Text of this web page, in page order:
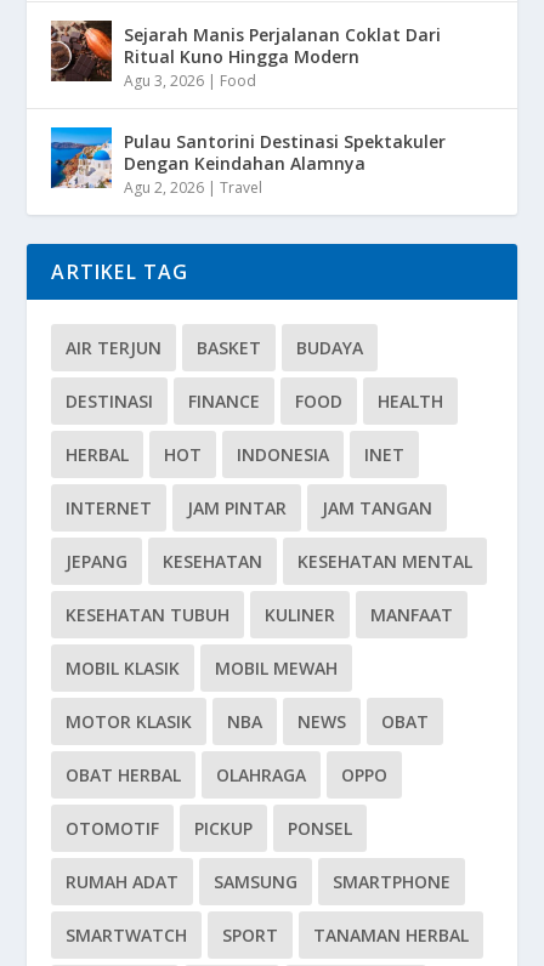
Sejarah Manis Perjalanan Coklat Dari
Ritual Kuno Hingga Modern
Agu 3, 2026 | Food
Pulau Santorini Destinasi Spektakuler
Dengan Keindahan Alamnya
Agu 2, 2026 |Travel
ARTIKEL TAG
AIR TERJUN BASKET BUDAYA
DESTINASI FINANCE FOOD HEALTH
HERBAL HOT INDONESIA INET
INTERNET JAM PINTAR JAM TANGAN
JEPANG KESEHATAN KESEHATAN MENTAL
KESEHATAN TUBUH KULINER MANFAAT
MOBIL KLASIK MOBIL MEWAH
MOTOR KLASIK NBA NEWS OBAT
OBAT HERBAL OLAHRAGA OPPO
OTOMOTIF PICKUP PONSEL
RUMAH ADAT SAMSUNG SMARTPHONE
SMARTWATCH SPORT TANAMAN HERBAL